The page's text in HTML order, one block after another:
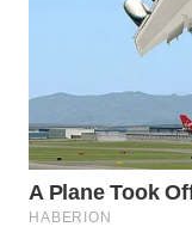
NEWS
WAHANA
TANI